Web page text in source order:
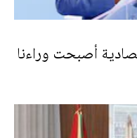
أصبحت وراءنا